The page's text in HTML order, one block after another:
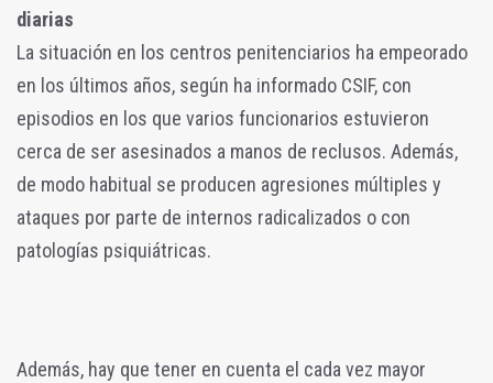
diarias
La situación en los centros penitenciarios ha empeorado
en los últimos años, según ha informado CSIF, con
episodios en los que varios funcionarios estuvieron
cerca de ser asesinados a manos de reclusos. Además,
de modo habitual se producen agresiones múltiples y
ataques por parte de internos radicalizados o con
patologías psiquiátricas.
Además, hay que tener en cuenta el cada vez mayor